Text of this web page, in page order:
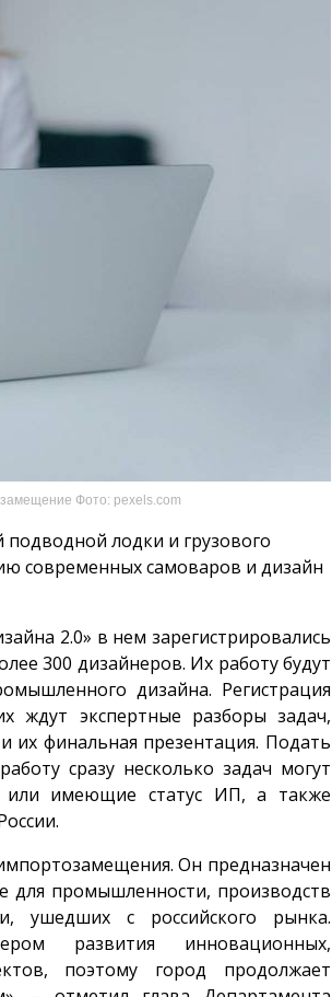
Фото: pexels.com
подводной лодки и грузового
современных самоваров и дизайн
2.0» в нем зарегистрировались
300 дизайнеров. Их работу будут
дизайна. Регистрация
ждут экспертные разборы задач,
их финальная презентация. Подать
сразу несколько задач могут
или имеющие статус ИП, а также
Он предназначен
для промышленности, производств
ушедших с российского рынка.
развития инновационных,
поэтому город продолжает